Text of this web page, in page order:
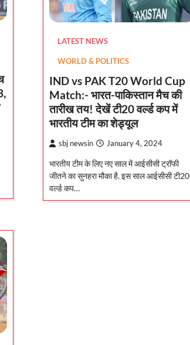
LATEST NEWS
WORLD & POLITICS
IND vs PAK T20 World Cup
Match:- भारत-पाकिस्तान मैच की
तारीख तय! देखें टी20 वर्ल्ड कप में
भारतीय टीम का शेड्यूल
sbj newsin January 4, 2024
भारतीय टीम के लिए नए साल में आईसीसी ट्रॉफी
जीतने का सुनहरा मौका है. इस साल आईसीसी टी20
वर्ल्ड कप…